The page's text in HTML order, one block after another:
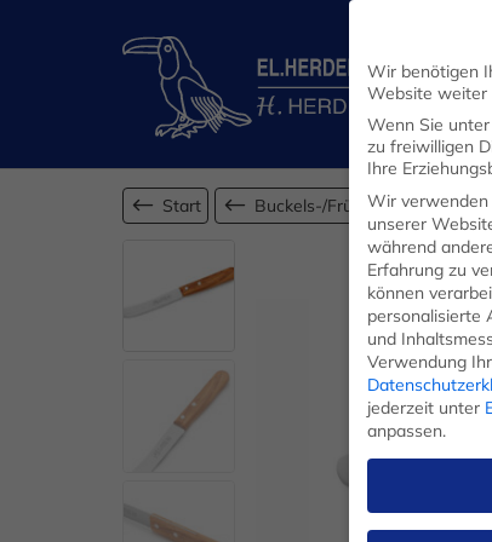
Start Buckels-/Frühstücksmesser
Wir benötigen
Website weiter
Wenn Sie
zu freiwilligen
Ihre
Wir verwenden
unserer
während
Erfahrung zu
können
personalisierte
und
Verwendung
jederzeit unter
anpassen.